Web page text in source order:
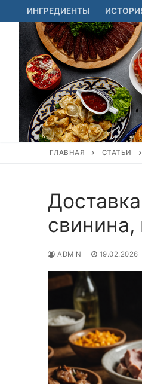
Перейти
к
содержимому
ИНГРЕДИЕНТЫ
ГЛАВНАЯ СТАТЬИ
свинина,
ADMIN 19.02.2026